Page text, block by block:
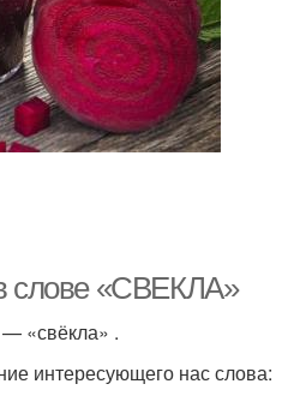
слове «СВЕКЛА»
— «свёк­ла» .
инте­ре­су­ю­ще­го нас сло­ва: